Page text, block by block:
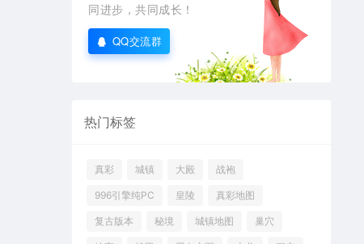
同进步，共同成长！
QQ交流群
热门标签
真彩 城镇 大殿 战袍
996引擎纯PC 皇陵 真彩地图
复古版本 秘境 城镇地图 巢穴